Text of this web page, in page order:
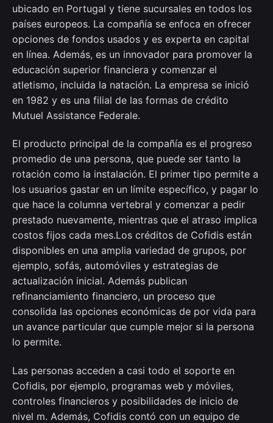
ubicado en Portugal y tiene sucursales en todos los
países europeos. La compañía se enfoca en ofrecer
opciones de fondos usados ​​y es experta en capital
en línea. Además, es un innovador para promover la
educación superior financiera y comenzar el
atletismo, incluida la natación. La empresa se inició
en 1982 y es una filial de las formas de crédito
Mutuel Assistance Federale.
El producto principal de la compañía es el progreso
promedio de una persona, que puede ser tanto la
rotación como la instalación. El primer tipo permite a
los usuarios gastar en un límite específico, y pagar lo
que hace la columna vertebral y comenzar a pedir
prestado nuevamente, mientras que el atraso implica
costos fijos cada mes.Los créditos de Cofidis están
disponibles en una amplia variedad de grupos, por
ejemplo, sofás, automóviles y estrategias de
actualización inicial. Además publican
refinanciamiento financiero, un proceso que
consolida las opciones económicas de por vida para
un avance particular que cumple mejor si la persona
lo permite.
Las personas acceden a casi todo el soporte en
Cofidis, por ejemplo, programas web y móviles,
controles financieros y posibilidades de inicio de
nivel m. Además, Cofidis contó con un equipo de